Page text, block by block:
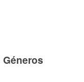
Géneros